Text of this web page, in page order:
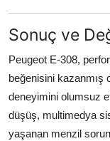
Sonuç ve
Peugeot E-308,
beğenisini kazanmış
deneyimini olumsuz
düşüş, multimedya
yaşanan menzil